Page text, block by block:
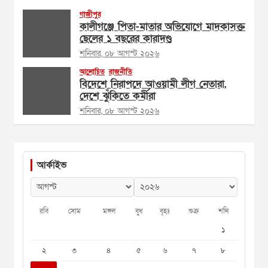
গাজীপুর
কালীগঞ্জে পিতা-মাতার অভিযোগে মাদকাসক্ত
ছেলের ১ বছরের কারাদণ্ড
শনিবার, ০৮ আগস্ট ২০২৬
আলোচিত রাজনীতি
বিদেশে নিরাপদে আওয়ামী লীগ নেতারা,
দেশে ঝুঁকিতে কর্মীরা
শনিবার, ০৮ আগস্ট ২০২৬
আর্কাইভ
রবি সোম মঙ্গল বুধ বৃহঃ শুক্র শনি
১
২
৩ ৪ ৫ ৬ ৭
৮